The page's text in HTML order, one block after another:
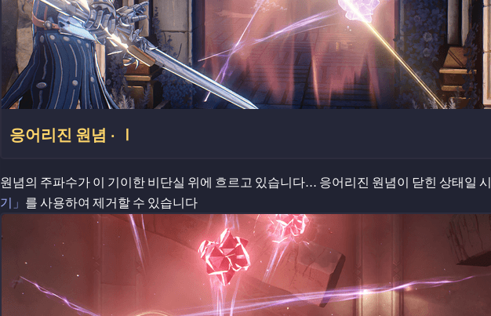
응어리진 원념 · Ⅰ
원념의 주파수가 이 기이한 비단실 위에 흐르고 있습니다... 응어리진 원념이 닫힌 상태일 시
기」 를 사용하여 제거할 수 있습니다